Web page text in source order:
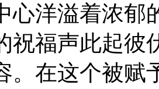
心洋溢着浓郁
祝福声此起彼
。在这个被赋